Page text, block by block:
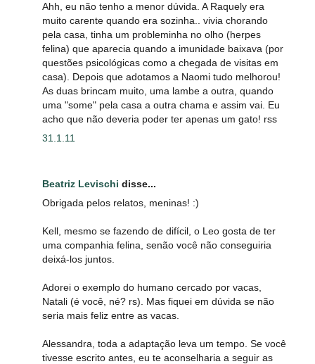
Ahh, eu não tenho a menor dúvida. A Raquely era
muito carente quando era sozinha.. vivia chorando
pela casa, tinha um probleminha no olho (herpes
felina) que aparecia quando a imunidade baixava (por
questões psicológicas como a chegada de visitas em
casa). Depois que adotamos a Naomi tudo melhorou!
As duas brincam muito, uma lambe a outra, quando
uma "some" pela casa a outra chama e assim vai. Eu
acho que não deveria poder ter apenas um gato! rss
31.1.11
Beatriz Levischi disse...
Obrigada pelos relatos, meninas! :)
Kell, mesmo se fazendo de difícil, o Leo gosta de ter
uma companhia felina, senão você não conseguiria
deixá-los juntos.
Adorei o exemplo do humano cercado por vacas,
Natali (é você, né? rs). Mas fiquei em dúvida se não
seria mais feliz entre as vacas.
Alessandra, toda a adaptação leva um tempo. Se você
tivesse escrito antes, eu te aconselharia a seguir as